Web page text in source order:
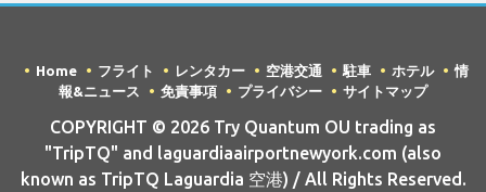
Home フライト レンタカー 空港交通 駐車 ホテル
情
報&ニュース
免責事項 プライバシー サイトマップ
COPYRIGHT © 2026 Try Quantum OU trading as
"TripTQ" and laguardiaairportnewyork.com (also
known as TripTQ Laguardia 空港) / All Rights Reserved.